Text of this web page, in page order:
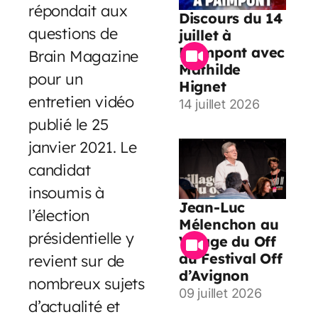
répondait aux
questions de
Brain Magazine
pour un
entretien vidéo
publié le 25
janvier 2021. Le
candidat
insoumis à
l’élection
présidentielle y
revient sur de
nombreux sujets
d’actualité et
Discours du 14
juillet à
Paimpont avec
Mathilde
Hignet
14 juillet 2026
Jean-Luc
Mélenchon au
Village du Off
du Festival Off
d’Avignon
09 juillet 2026